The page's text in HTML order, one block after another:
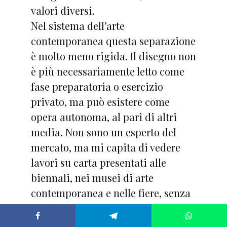
valori diversi.
Nel sistema dell’arte
contemporanea questa separazione
è molto meno rigida. Il disegno non
è più necessariamente letto come
fase preparatoria o esercizio
privato, ma può esistere come
opera autonoma, al pari di altri
media. Non sono un esperto del
mercato, ma mi capita di vedere
lavori su carta presentati alle
biennali, nei musei di arte
contemporanea e nelle fiere, senza
che il supporto ne riduca il valore o
la visibilità. Esistono inoltre